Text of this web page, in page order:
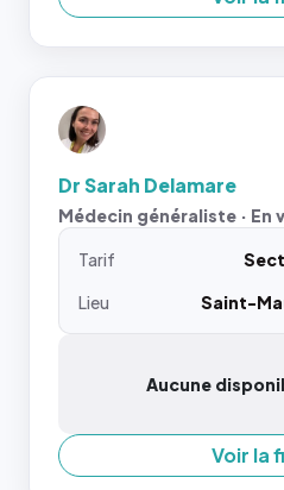
Dr Sarah Delamare
Médecin généraliste · En
Tarif
Lieu
Saint-
Aucune
Voir la